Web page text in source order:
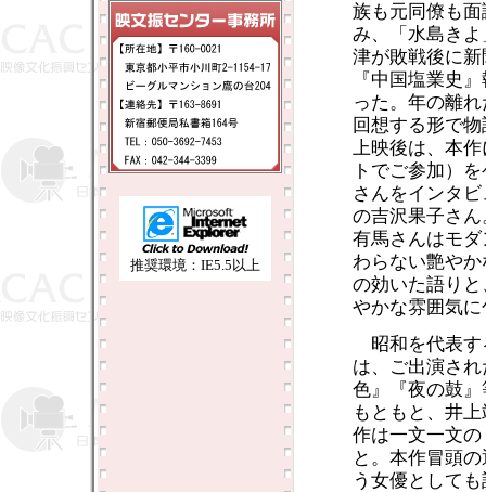
推奨環境：IE5.5以上
族も元同僚も
み、「水島き
津が敗戦後に
『中国塩業史
った。年の離
回想する形で
上映後は、本
トでご参加）
さんをインタ
の吉沢果子さん
有馬さんはモ
わらない艶や
の効いた語り
やかな雰囲気
昭和を代表す
は、ご出演さ
色』『夜の鼓
もともと、井
作は一文一文
と。本作冒頭
う女優として